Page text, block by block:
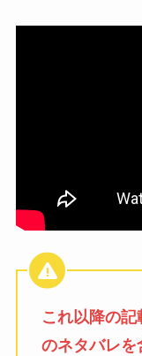
これ以降の
のネタバレを